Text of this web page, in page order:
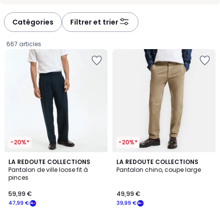
Catégories Filtrer et trier
667 articles
-20%*
LA REDOUTE COLLECTIONS
Pantalon de ville loose fit à
pinces
€
souscrivez
47,99 €
59,99 €
4
/
5
-20%*
LA REDOUTE COLLECTIONS
Pantalon chino, coupe large
39,99 €
49,99 €
4,5
/ 5
2
Couleurs